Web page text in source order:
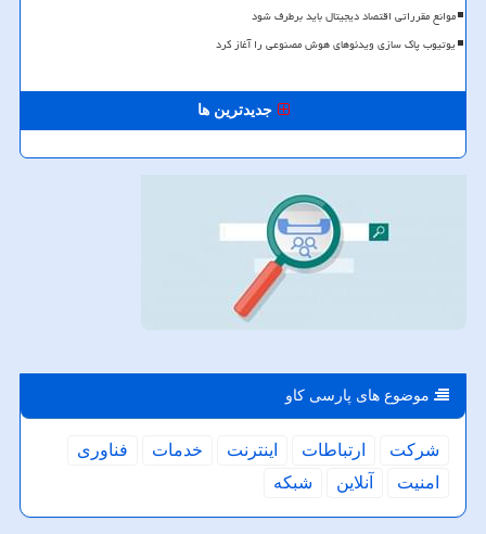
موانع مقرراتی اقتصاد دیجیتال باید برطرف شود
یوتیوب پاک سازی ویدئوهای هوش مصنوعی را آغاز کرد
جدیدترین ها
موضوع های پارسی كاو
شركت ارتباطات اینترنت خدمات
فناوری
امنیت
آنلاین شبكه